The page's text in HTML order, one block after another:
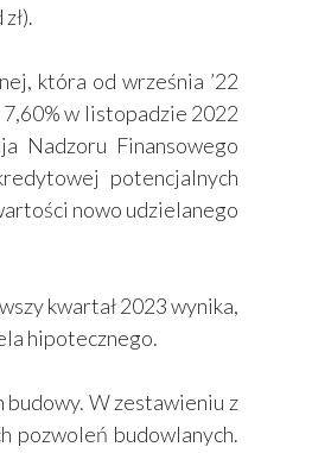
która od września ’22
w listopadzie 2022
Nadzoru Finansowego
potencjalnych
nowo udzielanego
kwartał 2023 wynika,
hipotecznego.
budowy. W zestawieniu z
pozwoleń budowlanych.